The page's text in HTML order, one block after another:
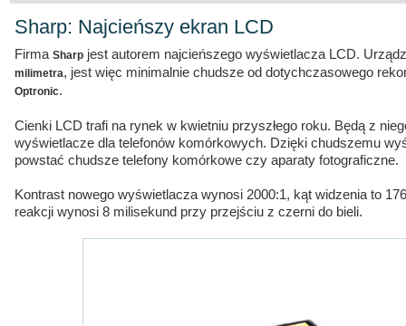
Sharp: Najcieńszy ekran LCD
Firma Sharp jest autorem najcieńszego wyświetlacza LCD.
milimetra, jest więc minimalnie chudsze od dotychczasowego
Optronic.
Cienki LCD trafi na rynek w kwietniu przyszłego roku. Będą z
wyświetlacze dla telefonów komórkowych. Dzięki chudszemu
powstać chudsze telefony komórkowe czy aparaty fotograficzne.
Kontrast nowego wyświetlacza wynosi 2000:1, kąt widzenia to
reakcji wynosi 8 milisekund przy przejściu z czerni do bieli.